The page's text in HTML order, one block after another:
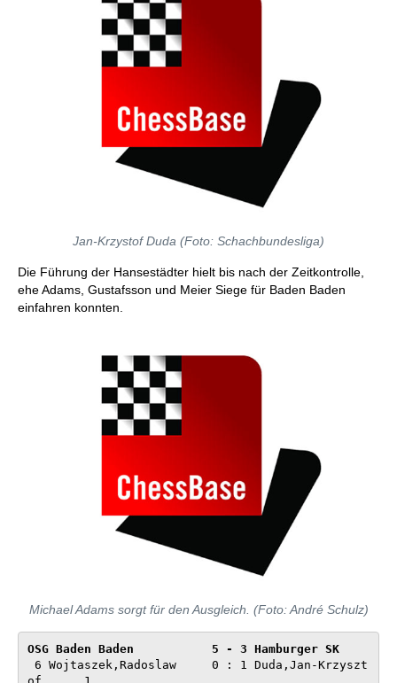
Jan-Krzystof Duda (Foto: Schachbundesliga)
Die Führung der Hansestädter hielt bis nach der Zeitkontrolle,
ehe Adams, Gustafsson und Meier Siege für Baden Baden
einfahren konnten.
Michael Adams sorgt für den Ausgleich. (Foto: André Schulz)
OSG Baden Baden           5
of      1